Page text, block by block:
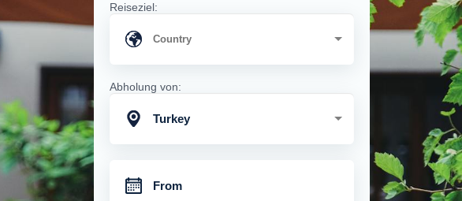
Reiseziel:
Abholung von:
Turkey